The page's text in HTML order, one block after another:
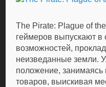
The Pirate: Plague of
геймеров выпускают в
возможностей,
неизведанные земли.
положение, занимаясь
товаров, выискивая